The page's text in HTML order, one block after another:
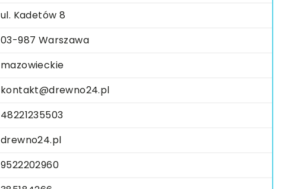
ul. Kadetów 8
03-987 Warszawa
mazowieckie
kontakt@drewno24.pl
48221235503
drewno24.pl
9522202960